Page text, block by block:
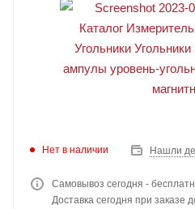
Нет в наличии Нашли
Самовывоз сегодня -
Доставка сегодня при заказе